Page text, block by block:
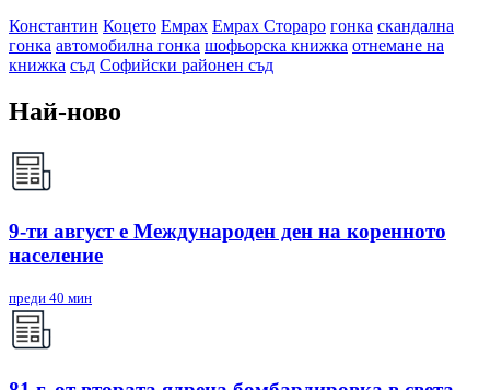
Константин Коцето Емрах Емрах Стораро гонка скандална
гонка автомобилна гонка шофьорска книжка отнемане на
книжка съд Софийски районен съд
Най-ново
9-ти август е Международен ден на коренното
население
преди 40 мин